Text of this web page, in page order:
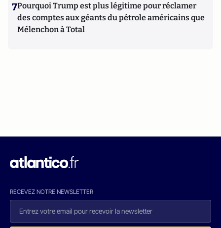
7Pourquoi Trump est plus légitime pour réclamer
des comptes aux géants du pétrole américains que
Mélenchon à Total
RECEVEZ NOTRE NEWSLETTER